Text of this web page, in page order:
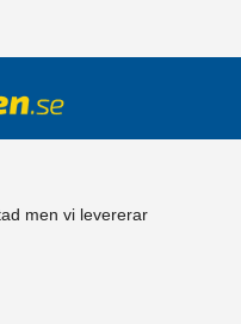
men vi levererar